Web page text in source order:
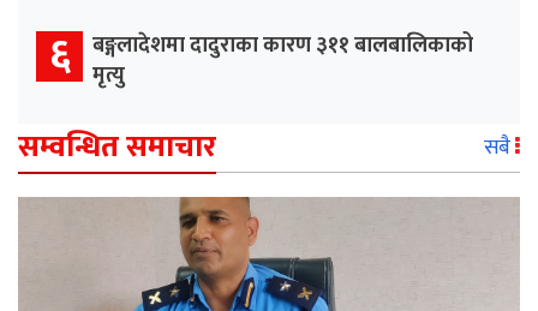
६ बङ्गलादेशमा दादुराका कारण ३११ बालबालिकाको
मृत्यु
सम्वन्धित समाचार सबै